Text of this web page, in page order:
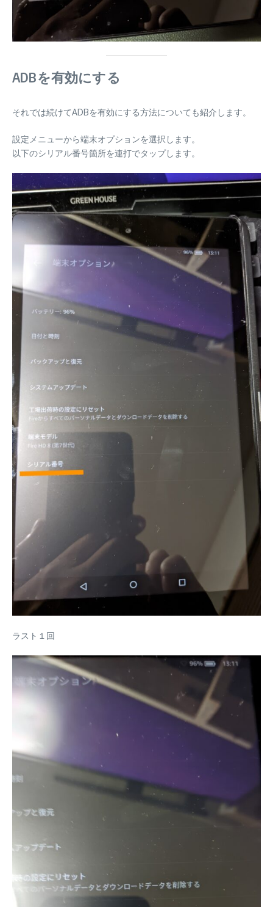
ADBを有効にする
それでは続けてADBを有効にする方法についても紹介します。
設定メニューから端末オプションを選択します。
以下のシリアル番号箇所を連打でタップします。
ラスト１回